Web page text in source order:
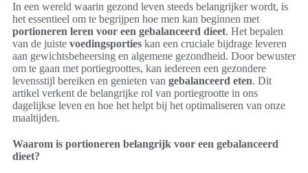
In een wereld waarin gezond leven steeds belangrijker wordt, is
het essentieel om te begrijpen hoe men kan beginnen met
portioneren leren voor een gebalanceerd dieet. Het bepalen
van de juiste voedingsporties kan een cruciale bijdrage leveren
aan gewichtsbeheersing en algemene gezondheid. Door bewuster
om te gaan met portiegroottes, kan iedereen een gezondere
levensstijl bereiken en genieten van gebalanceerd eten. Dit
artikel verkent de belangrijke rol van portiegrootte in ons
dagelijkse leven en hoe het helpt bij het optimaliseren van onze
maaltijden.
Waarom is portioneren belangrijk voor een gebalanceerd
dieet?